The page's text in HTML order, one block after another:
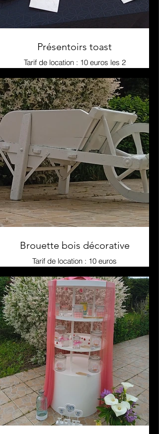
Présentoirs toast
Tarif de location : 10 euros les 2
Brouette bois décorative
Tarif de location : 10 euros